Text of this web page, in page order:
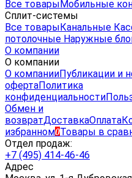
Все товарыМобильные
Сплит-системы
Все товарыКанальные
потолочные Наружные
О компании
О компании
О компанииПубликации и
офертаПолитика
конфиденциальности
Обмен и
возвратДоставкаОплата
избранном0Товары в
Отдел продаж:
+7 (495) 414-46-46
Адрес